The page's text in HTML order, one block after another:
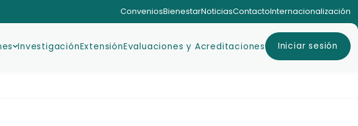
ConveniosBienestarNoticiasContactoInternacionalización
InvestigaciónExtensiónEvaluaciones y Acreditaciones Iniciar sesión